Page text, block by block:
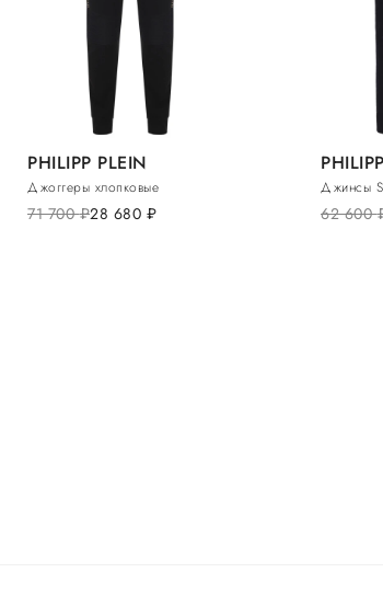
PHILIPP PLEIN
Джоггеры хлопковые
71 700руб.28 680 руб.
Джинсы
62 600